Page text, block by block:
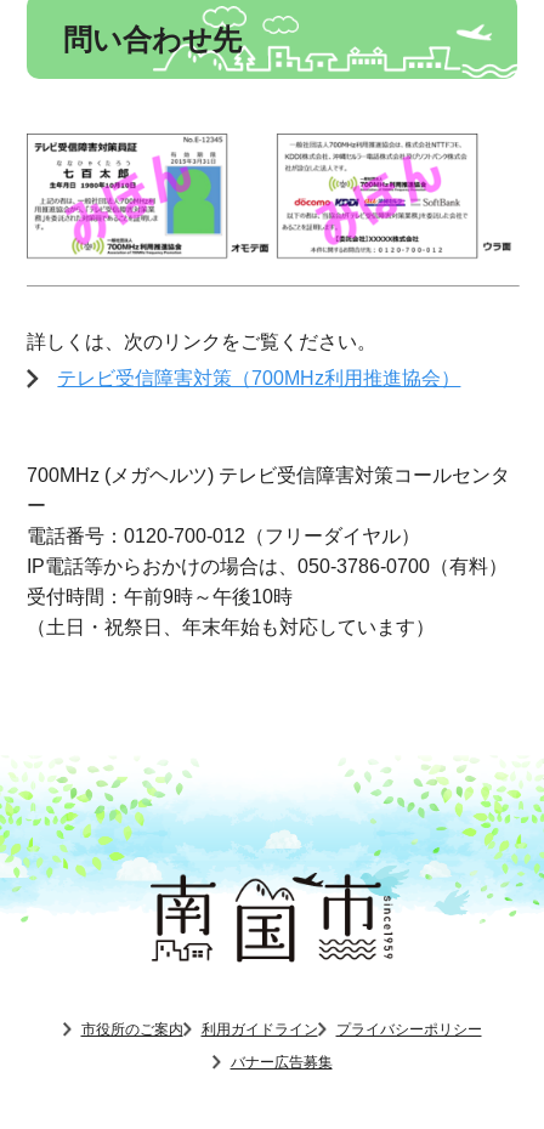
問い合わせ先
詳しくは、次のリンクをご覧ください。
テレビ受信障害対策（700MHz利用推進協会）
700MHz (メガヘルツ) テレビ受信障害対策コールセンタ
ー
電話番号：0120-700-012（フリーダイヤル）
IP電話等からおかけの場合は、050-3786-0700（有料）
受付時間：午前9時～午後10時
（土日・祝祭日、年末年始も対応しています）
市役所のご案内 利用ガイドライン
プライバシーポリシー
バナー広告募集